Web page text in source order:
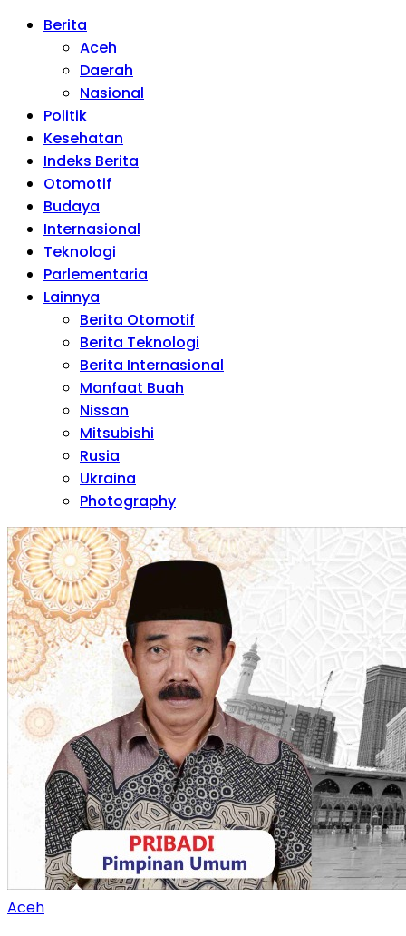
Berita
Aceh
Daerah
Nasional
Politik
Kesehatan
Indeks Berita
Otomotif
Budaya
Internasional
Teknologi
Parlementaria
Lainnya
Berita Otomotif
Berita Teknologi
Berita Internasional
Manfaat Buah
Nissan
Mitsubishi
Rusia
Ukraina
Photography
Aceh